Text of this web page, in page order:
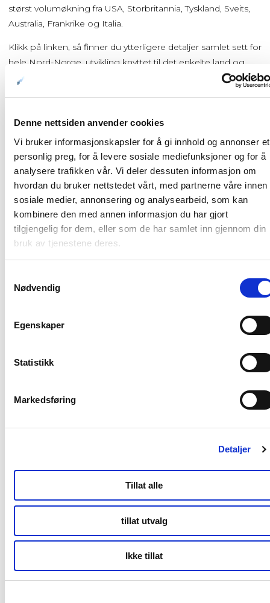
Denne nettsiden anvender cookies
Vi bruker informasjonskapsler for å gi innhold og annonser et
personlig preg, for å levere sosiale mediefunksjoner og for å
analysere trafikken vår. Vi deler dessuten informasjon om
hvordan du bruker nettstedet vårt, med partnerne våre innen
sosiale medier, annonsering og analysearbeid, som kan
kombinere den med annen informasjon du har gjort
tilgjengelig for dem, eller som de har samlet inn gjennom din
bruk av tjenestene deres.
Nødvendig
Egenskaper
Statistikk
Markedsføring
Detaljer
Tillat alle
tillat utvalg
Ikke tillat
størst volumøkning fra USA, Storbritannia, Tyskland, Sveits,
Australia, Frankrike og Italia.
Klikk på linken, så finner du ytterligere detaljer samlet sett for
hele Nord-Norge, utvikling knyttet til det enkelte land og
statistikk brutt ned på regioner.
https://ilag.nordnorge.com/wiki/8078/
Forside
Nyheter
Kunnskapsbasen
Kontor Tromsø
Storgata 69